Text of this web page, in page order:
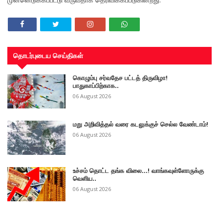
தொடர்புடைய செய்திகள்
கொழும்பு சர்வதேச பட்டத் திருவிழா!
பாதுகாப்பிற்காக..
06 August 2026
மறு அறிவித்தல் வரை கடலுக்குச் செல்ல வேண்டாம்!
06 August 2026
உச்சம் தொட்ட தங்க விலை...! வாங்கவுள்ளோருக்கு
வெளிய..
06 August 2026